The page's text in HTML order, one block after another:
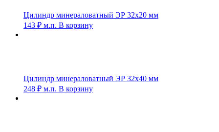
Цилиндр минераловатный ЭР 32х20 мм
143 ₽ м.п. В корзину
Цилиндр минераловатный ЭР 32х40 мм
248 ₽ м.п. В корзину